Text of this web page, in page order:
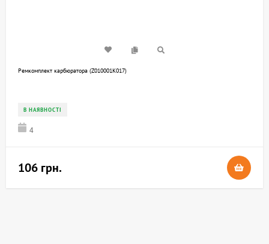
Ремкомплект карбюратора (Z010001K017)
В НАЯВНОСТІ
4
106 грн.